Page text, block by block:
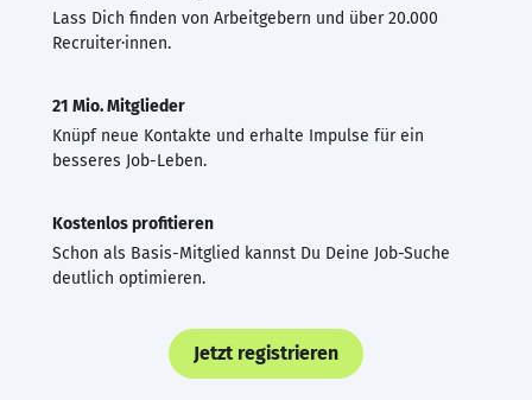
Lass Dich finden von Arbeitgebern und über 20.000
Recruiter·innen.
21 Mio. Mitglieder
Knüpf neue Kontakte und erhalte Impulse für ein
besseres Job-Leben.
Kostenlos profitieren
Schon als Basis-Mitglied kannst Du Deine Job-Suche
deutlich optimieren.
Jetzt registrieren